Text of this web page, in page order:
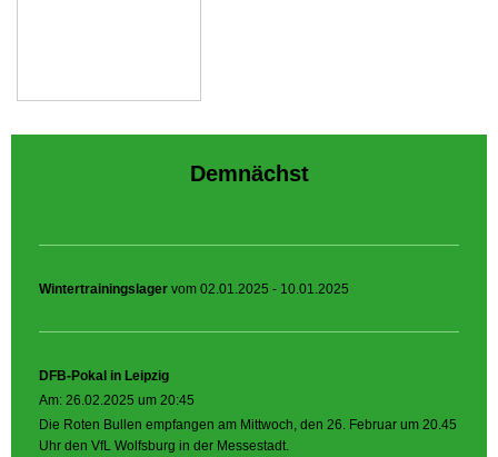
Demnächst
Wintertrainingslager vom 02.01.2025 - 10.01.2025
DFB-Pokal in Leipzig
Am: 26.02.2025 um 20:45
Die Roten Bullen empfangen am Mittwoch, den 26. Februar um 20.45
Uhr den VfL Wolfsburg in der Messestadt.